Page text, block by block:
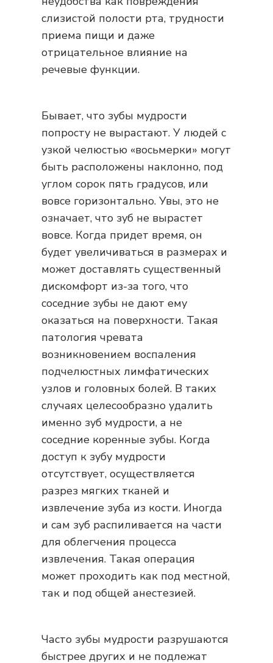
слизистой полости рта, трудности
приема пищи и даже
отрицательное влияние на
речевые функции.
Бывает, что зубы мудрости
попросту не вырастают. У людей с
узкой челюстью «восьмерки» могут
быть расположены наклонно, под
углом сорок пять градусов, или
вовсе горизонтально. Увы, это не
означает, что зуб не вырастет
вовсе. Когда придет время, он
будет увеличиваться в размерах и
может доставлять существенный
дискомфорт из-за того, что
соседние зубы не дают ему
оказаться на поверхности. Такая
патология чревата
возникновением воспаления
подчелюстных лимфатических
узлов и головных болей. В таких
случаях целесообразно удалить
именно зуб мудрости, а не
соседние коренные зубы. Когда
доступ к зубу мудрости
отсутствует, осуществляется
разрез мягких тканей и
извлечение зуба из кости. Иногда
и сам зуб распиливается на части
для облегчения процесса
извлечения. Такая операция
может проходить как под местной,
так и под общей анестезией.
Часто зубы мудрости разрушаются
быстрее других и не подлежат